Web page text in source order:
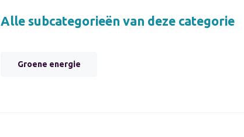
Alle subcategorieën van deze categorie
Groene energie